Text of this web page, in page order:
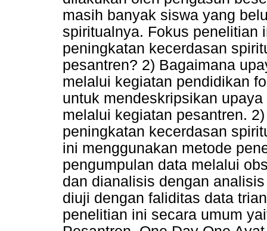
masih banyak siswa yang
spiritualnya. Fokus penelitian
peningkatan kecerdasan
pesantren? 2) Bagaimana
melalui kegiatan pendidikan
untuk mendeskripsikan
melalui kegiatan pesantren.
peningkatan kecerdasan
ini menggunakan metode
pengumpulan data melalui
dan dianalisis dengan
diuji dengan faliditas data
penelitian ini secara umum